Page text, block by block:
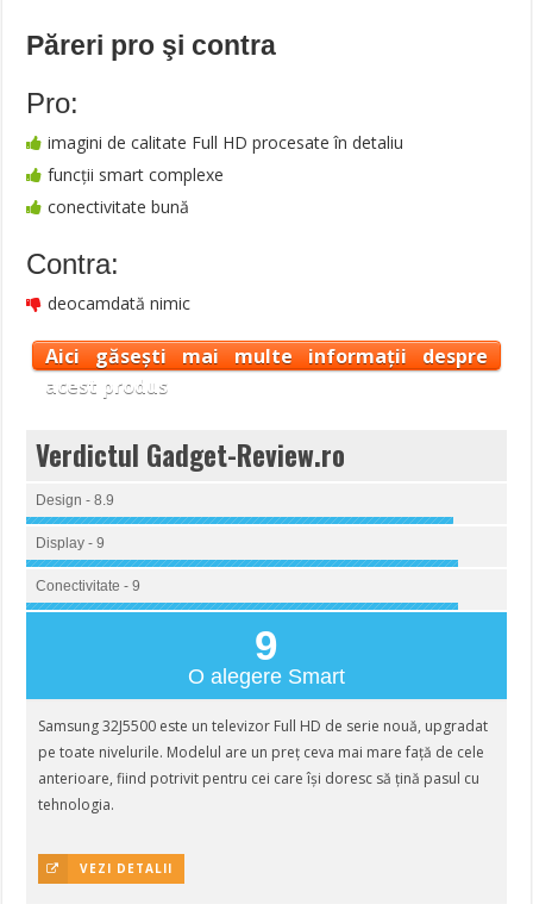
Păreri pro şi contra
Pro:
imagini de calitate Full HD procesate în detaliu
funcții smart complexe
conectivitate bună
Contra:
deocamdată nimic
Aici găsești mai multe informații despre
acest produs
Verdictul Gadget-Review.ro
Design - 8.9
Display - 9
Conectivitate - 9
9
O alegere Smart
Samsung 32J5500 este un televizor Full HD de serie nouă, upgradat
pe toate nivelurile. Modelul are un preț ceva mai mare față de cele
anterioare, fiind potrivit pentru cei care își doresc să țină pasul cu
tehnologia.
VEZI DETALII